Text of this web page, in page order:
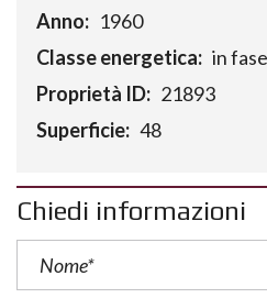
Anno: 1960
Classe energetica: in
Proprietà ID: 21893
Superficie: 48
Chiedi informazioni